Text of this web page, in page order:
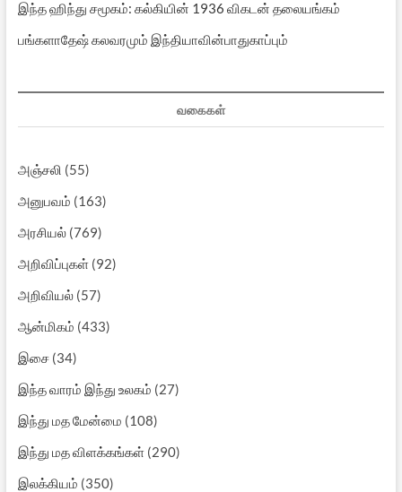
இந்த ஹிந்து சமூகம்: கல்கியின் 1936 விகடன் தலையங்கம்
பங்களாதேஷ் கலவரமும் இந்தியாவின்பாதுகாப்பும்
வகைகள்
அஞ்சலி (55)
அனுபவம் (163)
அரசியல்(769)
அறிவிப்புகள்(92)
அறிவியல்(57)
ஆன்மிகம் (433)
இசை(34)
இந்த வாரம் இந்து உலகம் (27)
இந்து மத மேன்மை (108)
இந்து மத விளக்கங்கள்(290)
இலக்கியம் (350)